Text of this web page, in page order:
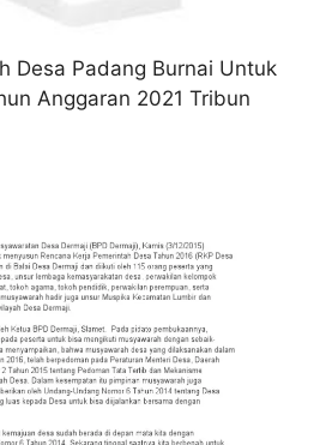
Desa Padang Burnai Untuk
Anggaran 2021 Tribun